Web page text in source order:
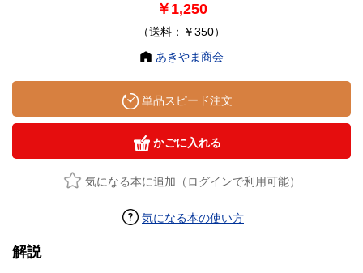
￥1,250
（送料：￥350）
あきやま商会
単品スピード注文
かごに入れる
気になる本に追加（ログインで利用可能）
気になる本の使い方
解説